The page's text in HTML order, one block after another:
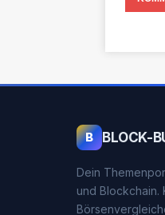
B BLOCK-
Dein
und Blockchain.